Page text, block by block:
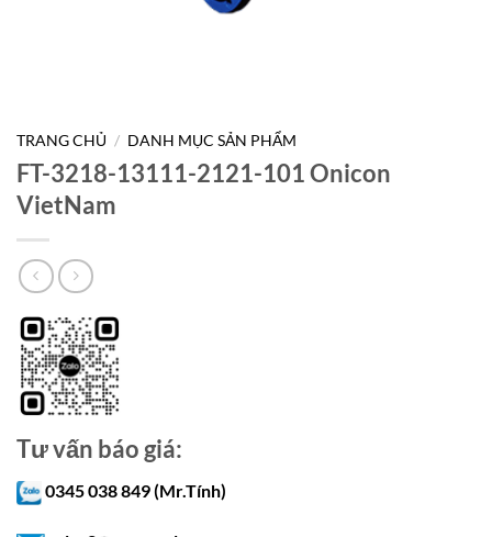
TRANG CHỦ / DANH MỤC SẢN PHẨM
FT-3218-13111-2121-101 Onicon
VietNam
Tư vấn báo giá:
0345 038 849 (Mr.Tính)